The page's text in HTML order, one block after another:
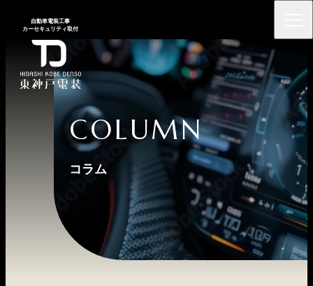
⾃動⾞電装⼯事
カーセキュリティ取付
COLUMN
コラム